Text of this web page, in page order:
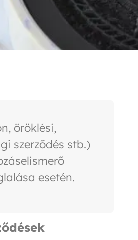
öröklési,
szerződés stb.)
esetén.